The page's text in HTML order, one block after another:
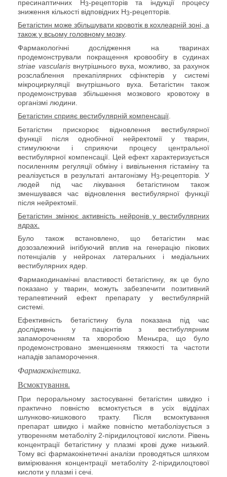
пресинаптичних Н3-рецепторів та індукції процесу
зниження кількості відповідних Н3-рецепторів.
Бетагістин може збільшувати кровотік в кохлеарній зоні, а
також у всьому головному мозку.
Фармакологічні дослідження на тваринах
продемонстрували покращення кровообігу в судинах
striae vascularis внутрішнього вуха, можливо, за рахунок
розслаблення прекапілярних сфінктерів у системі
мікроциркуляції внутрішнього вуха. Бетагістин також
продемонстрував збільшення мозкового кровотоку в
організмі людини.
Бетагістин сприяє вестибулярній компенсації.
Бетагістин прискорює відновлення вестибулярної
функції після однобічної нейректомії у тварин,
стимулюючи і сприяючи процесу центральної
вестибулярної компенсації. Цей ефект характеризується
посиленням регуляції обміну і вивільнення гістаміну та
реалізується в результаті антагонізму H3-рецепторів. У
людей під час лікування бетагістином також
зменшувався час відновлення вестибулярної функції
після нейректомії.
Бетагістин змінює активність нейронів у вестибулярних
ядрах.
Було також встановлено, що бетагістин має
дозозалежний інгібуючий вплив на генерацію пікових
потенціалів у нейронах латеральних і медіальних
вестибулярних ядер.
Фармакодинамічні властивості бетагістину, як це було
показано у тварин, можуть забезпечити позитивний
терапевтичний ефект препарату у вестибулярній
системі.
Ефективність бетагістину була показана під час
досліджень у пацієнтів з вестибулярним
запамороченням та хворобою Меньєра, що було
продемонстровано зменшенням тяжкості та частоти
нападів запаморочення.
Фармакокінетика.
Всмоктування.
При пероральному застосуванні бетагістин швидко і
практично повністю всмоктується в усіх відділах
шлунково-кишкового тракту. Після всмоктування
препарат швидко і майже повністю метаболізується з
утворенням метаболіту 2-піридилоцтової кислоти. Рівень
концентрації бетагістину у плазмі крові дуже низький.
Тому всі фармакокінетичні аналізи проводяться шляхом
вимірювання концентрації метаболіту 2-піридилоцтової
кислоти у плазмі і сечі.